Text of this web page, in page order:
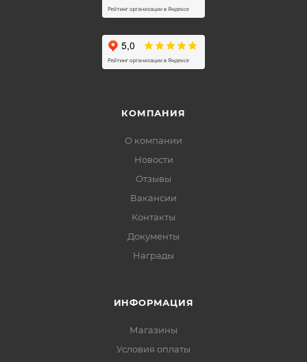
КОМПАНИЯ
О компании
Новости
Отзывы
Вакансии
Контакты
Документы
Награды
ИНФОРМАЦИЯ
Магазины
Условия оплаты